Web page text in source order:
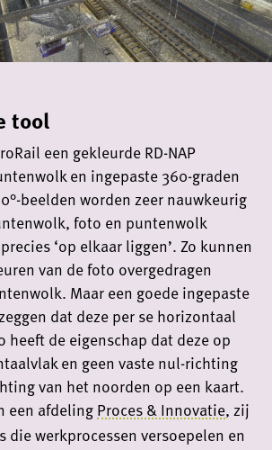
tool
een gekleurde RD-NAP
en ingepaste 360-graden
beelden worden zeer nauwkeurig
foto en puntenwolk
‘op elkaar liggen’. Zo kunnen
van de foto overgedragen
Maar een goede ingepaste
dat deze per se horizontaal
heeft de eigenschap dat deze op
en geen vaste nul-richting
van het noorden op een kaart.
een afdelingProces & Innovatie, zij
werkprocessen versoepelen en